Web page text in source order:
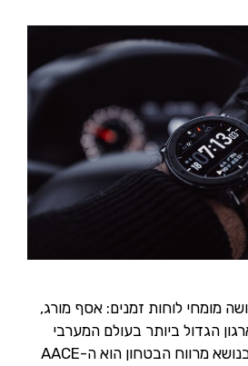
מומחי לוחות זמנים: אסף מורג,
הגדול ביותר בעולם המערבי
שקבע כללים ונורמות בנושא מרווח הבטחון הוא ה-AACE